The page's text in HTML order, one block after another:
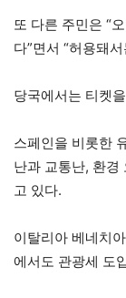
또 다른 주민은 “
다”면서 “허용돼
당국에서는 티켓
스페인을 비롯한
난과 교통난, 환경
고 있다.
이탈리아 베네치
에서도 관광세 도